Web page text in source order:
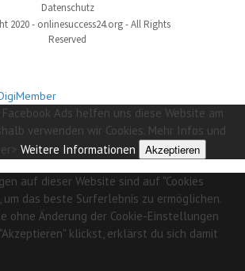
Datenschutz
2020 - onlinesuccess24.org - All Rights
Reserved
Ads helfen uns diese Website am
verwenden wir Cookies. Mehr Infos und
Weitere Informationen Akzeptieren
auf dieser Website sind auf "Cookies
das beste Surferlebnis zu ermöglichen.
ohne Änderung der Cookie-Einstellungen
klickst, erklärst du sich damit